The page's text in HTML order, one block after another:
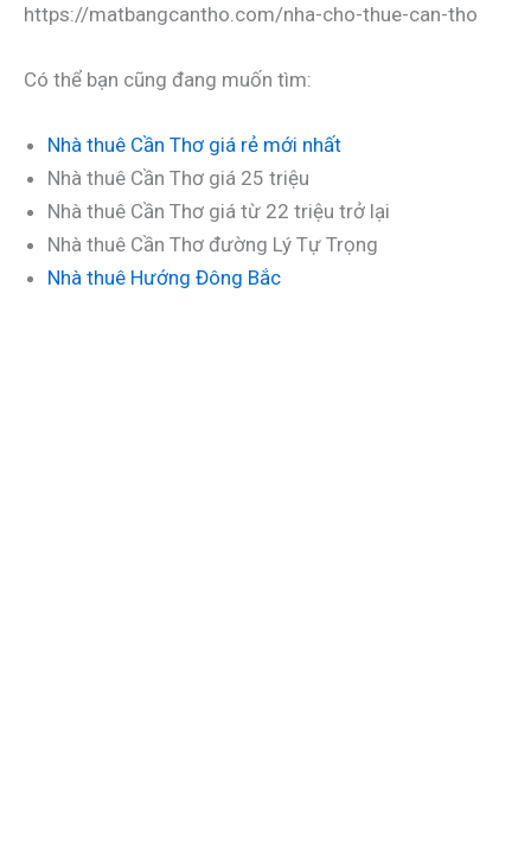
https://matbangcantho.com/nha-cho-thue-can-tho
Có thể bạn cũng đang muốn tìm:
Nhà thuê Cần Thơ giá rẻ mới nhất
Nhà thuê Cần Thơ giá 25 triệu
Nhà thuê Cần Thơ giá từ 22 triệu trở lại
Nhà thuê Cần Thơ đường Lý Tự Trọng
Nhà thuê Hướng Đông Bắc